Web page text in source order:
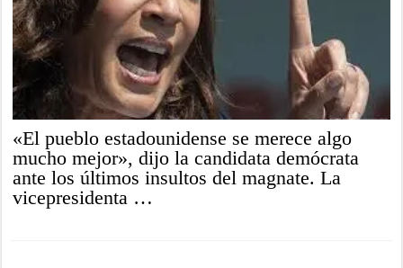
«El pueblo estadounidense se merece algo
mucho mejor», dijo la candidata demócrata
ante los últimos insultos del magnate. La
vicepresidenta …